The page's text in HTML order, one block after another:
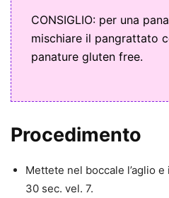
CONSIGLIO: per una
mischiare il pangrattato
panature gluten free.
Procedimento
Mettete nel boccale l’aglio
30 sec. vel. 7.